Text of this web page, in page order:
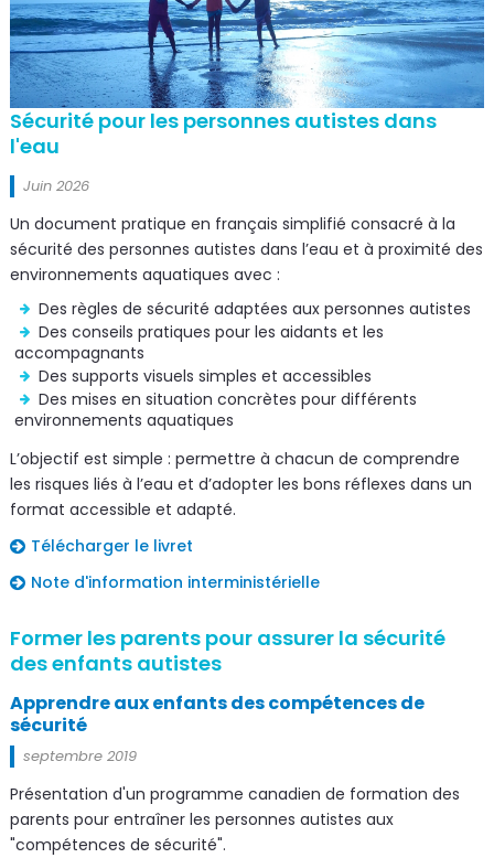
Sécurité pour les personnes autistes dans
l'eau
Juin 2026
Un document pratique en français simplifié consacré à la
sécurité des personnes autistes dans l’eau et à proximité des
environnements aquatiques avec :
Des règles de sécurité adaptées aux personnes autistes
Des conseils pratiques pour les aidants et les
accompagnants
Des supports visuels simples et accessibles
Des mises en situation concrètes pour différents
environnements aquatiques
L’objectif est simple : permettre à chacun de comprendre
les risques liés à l’eau et d’adopter les bons réflexes dans un
format accessible et adapté.
Télécharger le livret
Note d'information interministérielle
Former les parents pour assurer la sécurité
des enfants autistes
Apprendre aux enfants des compétences de
sécurité
septembre 2019
Présentation d'un programme canadien de formation des
parents pour entraîner les personnes autistes aux
"compétences de sécurité".